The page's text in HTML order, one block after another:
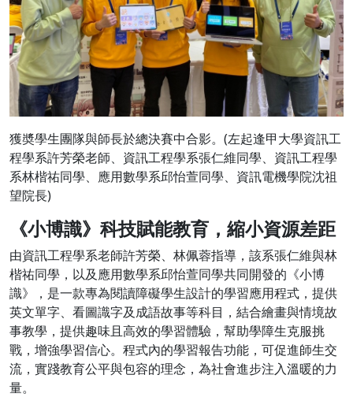
獲奬學生團隊與師長於總決賽中合影。(左起逢甲大學資訊工
程學系許芳榮老師、資訊工程學系張仁維同學、資訊工程學
系林楷祐同學、應用數學系邱怡萱同學、資訊電機學院沈祖
望院長)
《小博識》科技賦能教育，縮小資源差距
由資訊工程學系老師許芳榮、林佩蓉指導，該系張仁維與林
楷祐同學，以及應用數學系邱怡萱同學共同開發的《小博
識》，是一款專為閱讀障礙學生設計的學習應用程式，提供
英文單字、看圖識字及成語故事等科目，結合繪畫與情境故
事教學，提供趣味且高效的學習體驗，幫助學障生克服挑
戰，增強學習信心。程式內的學習報告功能，可促進師生交
流，實踐教育公平與包容的理念，為社會進步注入溫暖的力
量。